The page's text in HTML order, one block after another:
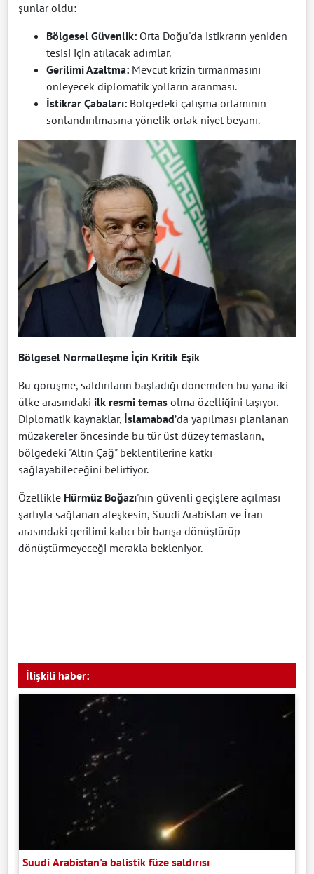
şunlar oldu:
Bölgesel Güvenlik: Orta Doğu'da istikrarın yeniden
tesisi için atılacak adımlar.
Gerilimi Azaltma: Mevcut krizin tırmanmasını
önleyecek diplomatik yolların aranması.
İstikrar Çabaları: Bölgedeki çatışma ortamının
sonlandırılmasına yönelik ortak niyet beyanı.
Bölgesel Normalleşme İçin Kritik Eşik
Bu görüşme, saldırıların başladığı dönemden bu yana iki
ülke arasındaki ilk resmi temas olma özelliğini taşıyor.
Diplomatik kaynaklar, İslamabad’da yapılması planlanan
müzakereler öncesinde bu tür üst düzey temasların,
bölgedeki "Altın Çağ" beklentilerine katkı
sağlayabileceğini belirtiyor.
Özellikle Hürmüz Boğazı'nın güvenli geçişlere açılması
şartıyla sağlanan ateşkesin, Suudi Arabistan ve İran
arasındaki gerilimi kalıcı bir barışa dönüştürüp
dönüştürmeyeceği merakla bekleniyor.
İlişkili haber:
Suudi Arabistan'a balistik füze saldırısı